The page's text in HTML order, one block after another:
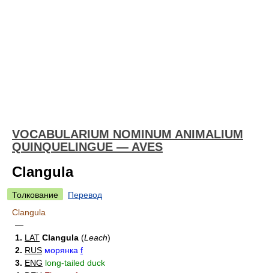
VOCABULARIUM NOMINUM ANIMALIUM
QUINQUELINGUE — AVES
Clangula
Толкование
Перевод
Clangula
—
1. LAT Clangula (Leach)
2. RUS морянка f
3. ENG long-tailed duck